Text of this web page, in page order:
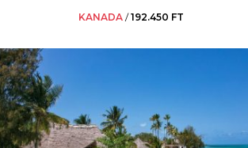
KANADA /192.450 FT